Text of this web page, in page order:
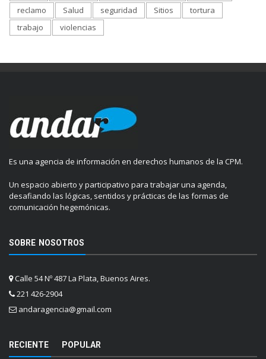
reclamo
Salud seguridad Sitios
tortura
trabajo
violencias
Es una agencia de información en derechos humanos de la CPM.
Un espacio abierto y participativo para trabajar una agenda,
desafiando las lógicas, sentidos y prácticas de las formas de
comunicación hegemónicas.
SOBRE NOSOTROS
Calle 54 Nº 487 La Plata, Buenos Aires.
221 426-2904
andaragencia@gmail.com
RECIENTE POPULAR